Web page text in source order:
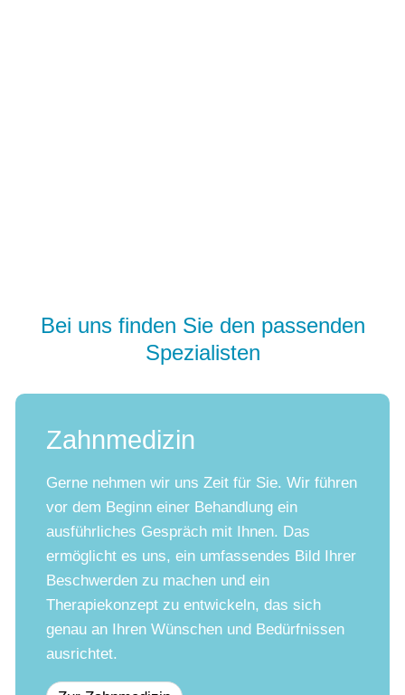
Bei uns finden Sie den passenden
Spezialisten
Zahnmedizin
Gerne nehmen wir uns Zeit für Sie. Wir führen
vor dem Beginn einer Behandlung ein
ausführliches Gespräch mit Ihnen. Das
ermöglicht es uns, ein umfassendes Bild Ihrer
Beschwerden zu machen und ein
Therapiekonzept zu entwickeln, das sich
genau an Ihren Wünschen und Bedürfnissen
ausrichtet.